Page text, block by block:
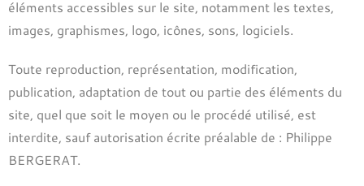
éléments accessibles sur le site, notamment les textes,
images, graphismes, logo, icônes, sons, logiciels.
Toute reproduction, représentation, modification,
publication, adaptation de tout ou partie des éléments du
site, quel que soit le moyen ou le procédé utilisé, est
interdite, sauf autorisation écrite préalable de : Philippe
BERGERAT.